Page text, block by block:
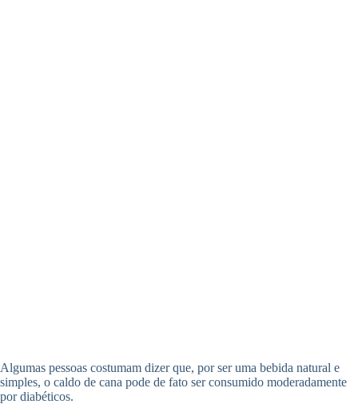
Algumas pessoas costumam dizer que, por ser uma bebida natural e
simples, o caldo de cana pode de fato ser consumido moderadamente
por diabéticos.